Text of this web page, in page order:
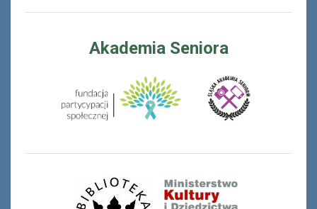
Akademia Seniora